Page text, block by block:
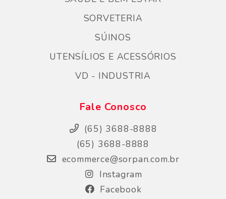
SORVETERIA
SÚINOS
UTENSÍLIOS E ACESSÓRIOS
VD - INDUSTRIA
Fale Conosco
(65) 3688-8888
(65) 3688-8888
ecommerce@sorpan.com.br
Instagram
Facebook